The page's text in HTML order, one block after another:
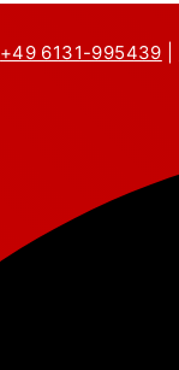
+49 6131-995439